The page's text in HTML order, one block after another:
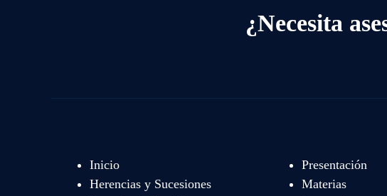
¿Necesita
Inicio
Herencias y Sucesiones
Presentación
Materias